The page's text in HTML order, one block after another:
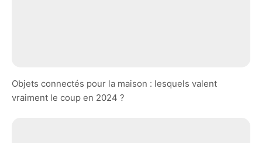
Objets connectés pour la maison : lesquels valent
vraiment le coup en 2024 ?